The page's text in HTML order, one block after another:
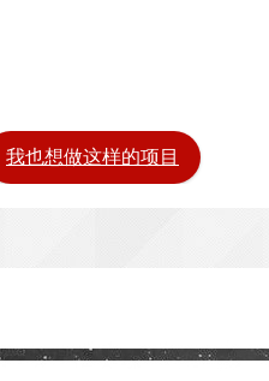
我也想做这样的项目